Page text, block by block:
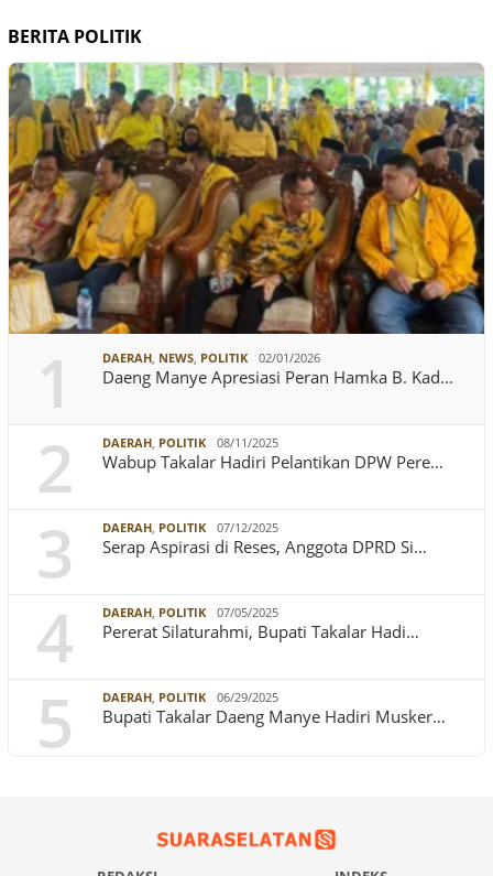
BERITA POLITIK
1 DAERAH, NEWS, POLITIK 02/01/2026
Daeng Manye Apresiasi Peran Hamka B. Kad…
2 DAERAH, POLITIK 08/11/2025
Wabup Takalar Hadiri Pelantikan DPW Pere…
3 DAERAH, POLITIK 07/12/2025
Serap Aspirasi di Reses, Anggota DPRD Si…
4 DAERAH, POLITIK 07/05/2025
Pererat Silaturahmi, Bupati Takalar Hadi…
5 DAERAH, POLITIK 06/29/2025
Bupati Takalar Daeng Manye Hadiri Musker…